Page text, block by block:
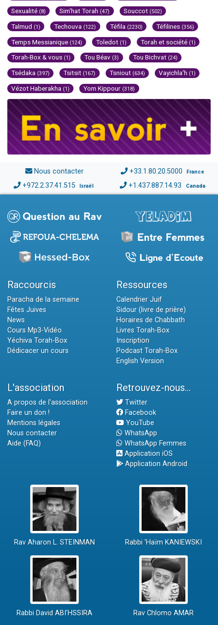
Sexualité (8) Sim'hat Torah (47) Souccot (502)
Talmud (1) Techouva (122) Téfila (2230) Téfilines (356)
Temps Messianique (124) Toledot (1) Torah et société (1)
Torah-Box & vous (1) Tou Béav (3) Tou Bichvat (24)
Tsédaka (397) Tsitsit (167) Tsniout (634) Vayichla'h (1)
Vézot Haberakha (1) Yom Kippour (318)
Nous contacter +33.1.80.20.5000 France
+972.2.37.41.515 Israël +1.437.887.14.93 Canada
Raccourcis
Paracha de la semaine
Fêtes Juives
News
Cours Mp3-Vidéo
Yéchiva Torah-Box
Dédicacer un cours
Ressources
Calendrier Juif
Sidour (livre de prière)
Horaires de Chabbath
Livres Torah-Box
Inscription
Podcast Torah-Box
English Version
L'association
A propos de l'association
Faire un don !
Mentions légales
Nous contacter
Aide (FAQ)
Retrouvez-nous...
Twitter
Facebook
YouTube
WhatsApp
WhatsApp Femmes
Application iOS
Application Android
Rav Aharon L. STEINMAN Rabbi 'Haïm KANIEWSKI
Rabbi David ABI'HSSIRA Rav Chlomo AMAR